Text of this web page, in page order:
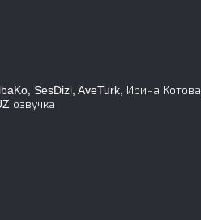
SesDizi, AveTurk, Ирина Котова,
озвучка